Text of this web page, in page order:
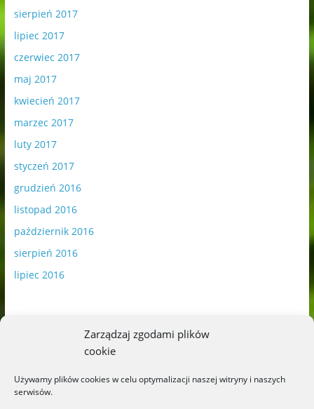
Zarządzaj zgodami plików
cookie
Używamy plików cookies w celu optymalizacji naszej witryny i naszych
serwisów.
sierpień 2017
lipiec 2017
czerwiec 2017
maj 2017
kwiecień 2017
marzec 2017
luty 2017
styczeń 2017
grudzień 2016
listopad 2016
październik 2016
sierpień 2016
lipiec 2016